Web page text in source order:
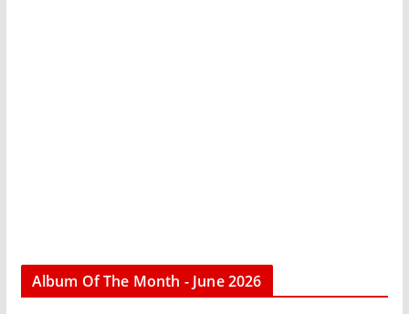
Album Of The Month - June 2026